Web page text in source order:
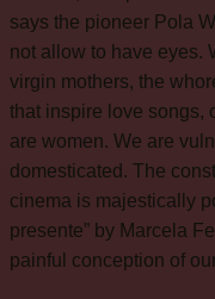
says the pioneer Pola
not allow to have eyes.
virgin mothers, the
that inspire love songs,
are women. We are
domesticated. The
cinema is majestically
presente” by Marcela
painful conception of